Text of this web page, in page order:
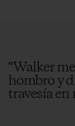
“Walker
hombro y
travesía